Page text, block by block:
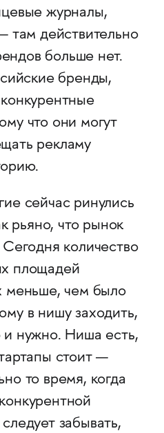
журналы,
там действительно
больше нет.
бренды,
что они могут
рекламу
сейчас ринулись
рьяно, что рынок
Сегодня количество
площадей
меньше, чем было
в нишу заходить,
и нужно. Ниша есть,
стоит —
то время, когда
забывать,